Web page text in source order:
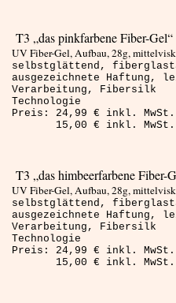
T3 „das pinkfarbene Fiber-Gel“
UV Fiber-Gel, Aufbau, 28g,
selbstglättend,
ausgezeichnete Haftung,
Verarbeitung, Fibersilk
Technologie
Preis: 24,99 € inkl. MwSt.
15,00 € inkl. MwSt.
T3 „das himbeerfarbene Fiber-
UV Fiber-Gel, Aufbau, 28g,
selbstglättend,
ausgezeichnete Haftung,
Verarbeitung, Fibersilk
Technologie
Preis: 24,99 € inkl. MwSt.
15,00 € inkl. MwSt.